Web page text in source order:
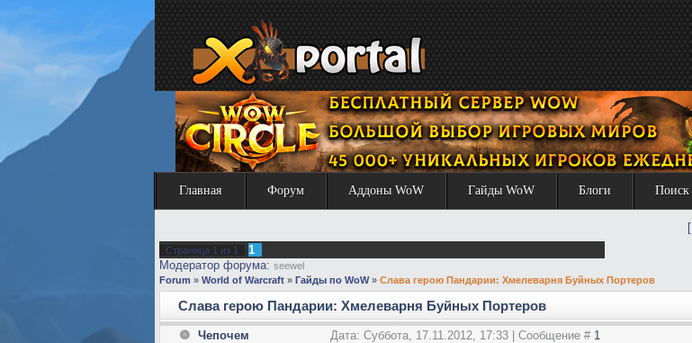
Главная Форум Аддоны WoW Гайды WoW Блоги Поиск
[
Страница 1 из 1
1
Модератор форума: seewel
Forum » World of Warcraft » Гайды по WoW » Слава герою Пандарии: Хмелеварня Буйных Портеров
Слава герою Пандарии: Хмелеварня Буйных Портеров
Чепочем Дата: Суббота, 17.11.2012, 17:33 | Сообщение # 1